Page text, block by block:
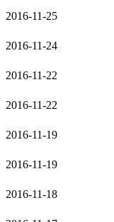
2016-11-25
2016-11-24
2016-11-22
2016-11-22
2016-11-19
2016-11-19
2016-11-18